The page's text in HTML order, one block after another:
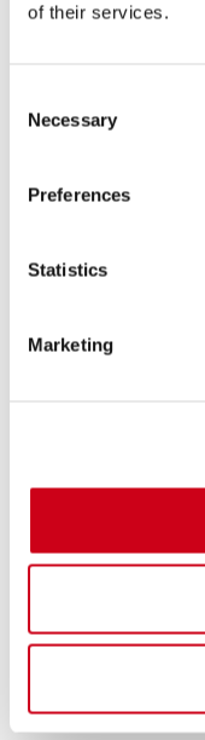
of their services.
Selection
Necessary
Preferences
Statistics
Marketing